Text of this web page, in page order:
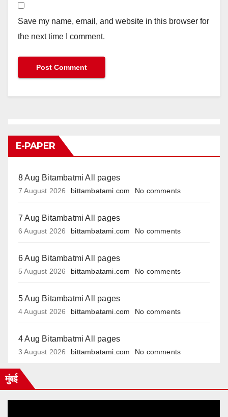
Save my name, email, and website in this browser for
the next time I comment.
E-PAPER
8 Aug Bitambatmi All pages
7 August 2026 bittambatami.com No comments
7 Aug Bitambatmi All pages
6 August 2026 bittambatami.com No comments
6 Aug Bitambatmi All pages
5 August 2026 bittambatami.com No comments
5 Aug Bitambatmi All pages
4 August 2026 bittambatami.com No comments
4 Aug Bitambatmi All pages
3 August 2026 bittambatami.com No comments
मुंबई